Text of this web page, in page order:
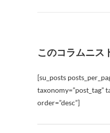
このコラムニス
[su_posts
taxonomy=”post_tag”
order=”desc”]